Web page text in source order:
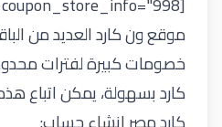
موقع ون كاردالعديد من
خصومات كبيرة لفترات
كارد بسهولة، يمكن اتباع